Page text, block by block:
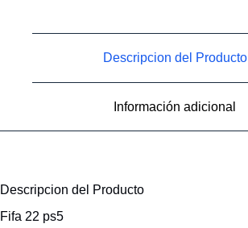
Descripcion del Producto
Información adicional
Descripcion del Producto
Fifa 22 ps5